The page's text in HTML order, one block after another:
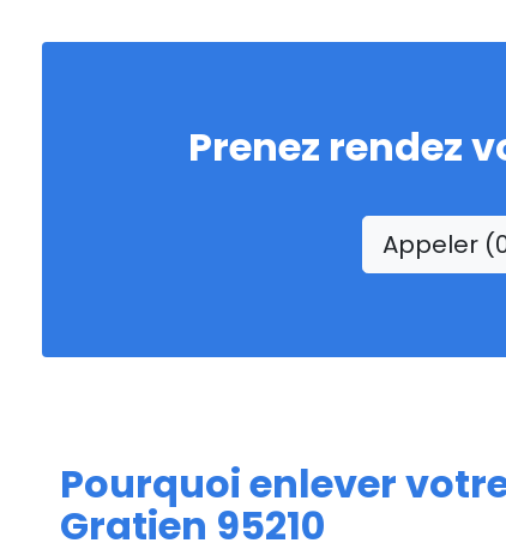
Prenez rendez
Appeler
Pourquoi enlever
Gratien 95210